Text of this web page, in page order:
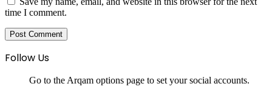
time I comment.
Follow Us
Go to the Arqam options page to set your social accounts.